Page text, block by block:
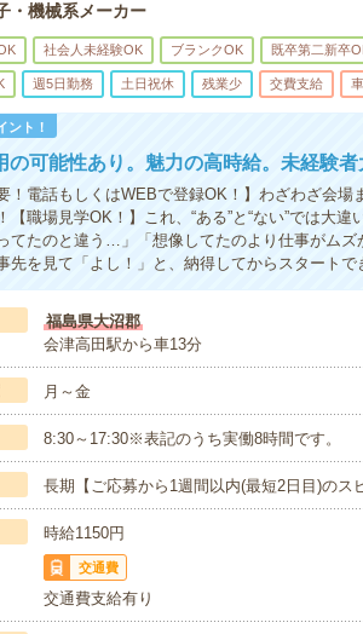
・機械系メーカー
社会人未経験OK ブランクOK 既卒第二新卒
週5日勤務 土日祝休 残業少 交費支給
ント！
の可能性あり。魅力の高時給。未経験
要！電話もしくはWEBで登録OK！】わざわざ会
【職場見学OK！】これ、“ある”と“ない”では大
てたのと違う…」「想像してたのより仕事がム
先を見て「よし！」と、納得してからスタート
福島県大沼郡
会津高田駅から車13分
月～金
8:30～17:30※表記のうち実働8時間です。
長期【ご応募から1週間以内(最短2日目)のス
時給1150円
交通費
交通費支給有り